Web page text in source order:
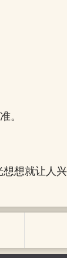
。
想就让人